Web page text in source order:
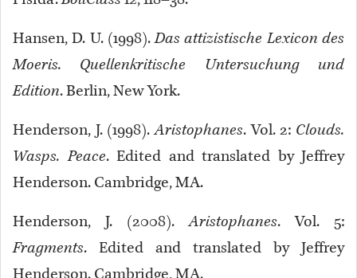
Hansen, D. U. (1998).Das attizistische Lexicon des
Moeris. Quellenkritische Untersuchung und
Edition. Berlin, New York.
Henderson, J. (1998).Aristophanes. Vol. 2: Clouds.
Wasps. Peace. Edited and translated by Jeffrey
Henderson. Cambridge, MA.
Henderson, J. (2008).Aristophanes. Vol. 5:
Fragments. Edited and translated by Jeffrey